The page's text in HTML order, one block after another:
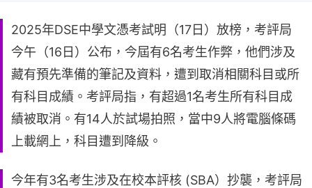
2025年DSE中學文憑考試明（17日）放榜，考評局
今午（16日）公布，今屆有6名考生作弊，他們涉及
藏有預先準備的筆記及資料，遭到取消相關科目或所
有科目成績。考評局指，有超過1名考生所有科目成
績被取消。有14人於試場拍照，當中9人將電腦條碼
上載網上，科目遭到降級。
今年有3名考生涉及在校本評核 (SBA）抄襲，考評局